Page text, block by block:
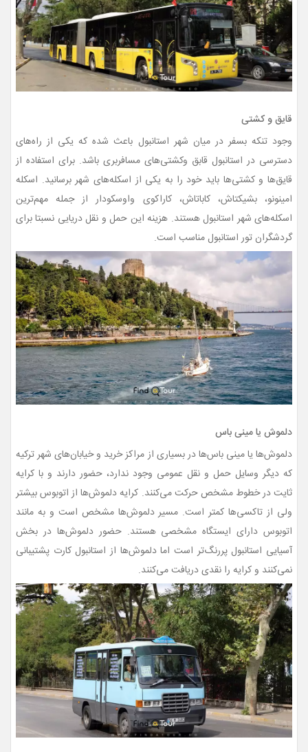
قایق و کشتی
وجود تنکه بسفر در میان شهر استانبول باعث شده که یکی از راه‌های
دسترسی در استانبول قابق وکشتی‌های مسافربری باشد. برای استفاده از
قایق‌ها و کشتی‌ها باید خود را به یکی از اسکله‌های شهر برسانید. اسکله
امینونو، بشیکتاش، کاباتاش، کاراکوی واوسکودار از جمله مهم‌ترین
اسکله‌های شهر استانبول هستند. هزینه این حمل و نقل دریایی نسبتا برای
گردشگران تور استانبول مناسب است.
دلموش یا مینی باس
دلموش‌ها یا مینی باس‌ها در بسیاری از مراکز خرید و خیابان‌های شهر ترکیه
که دیگر وسایل حمل و نقل عمومی وجود ندارد، حضور دارند و با کرایه
ثایت در خطوط مشخص حرکت می‌کنند. کرایه دلموش‌ها از اتوبوس بیشتر
ولی از تاکسی‌ها کمتر است. مسیر دلموش‌ها مشخص است و به مانند
اتوبوس دارای ایستگاه مشخصی هستند. حضور دلموش‌ها در بخش
آسیایی استانبول پررنگ‌تر است اما دلموش‌ها از استانبول کارت پشتیبانی
نمی‌کنند و کرایه را نقدی دریافت می‌کنند.